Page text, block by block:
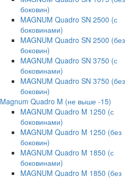
боковин)
MAGNUM Quadro SN 2500 (с
боковинами)
MAGNUM Quadro SN 2500 (без
боковин)
MAGNUM Quadro SN 3750 (с
боковинами)
MAGNUM Quadro SN 3750 (без
боковин)
Magnum Quadro M (не выше -15)
MAGNUM Quadro M 1250 (с
боковинами)
MAGNUM Quadro M 1250 (без
боковин)
MAGNUM Quadro M 1850 (с
боковинами)
MAGNUM Quadro M 1850 (без